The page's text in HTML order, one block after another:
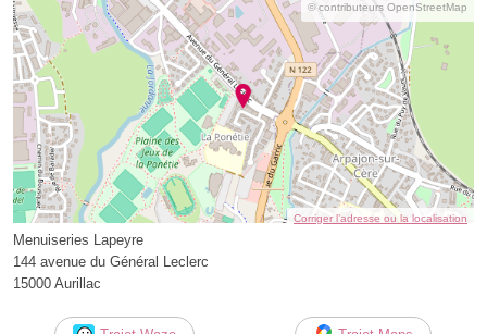
© contributeurs OpenStreetMap
Corriger l’adresse ou la localisation
Menuiseries Lapeyre
144 avenue du Général Leclerc
15000 Aurillac